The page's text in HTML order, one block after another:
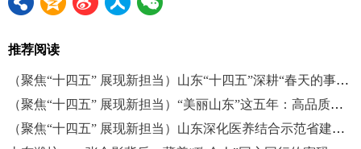
推荐阅读
（聚焦“十四五” 展现新担当）山东“十四五”深耕“春天的事业”
（聚焦“十四五” 展现新担当）“美丽山东”这五年：高品质生态环境从蓝图变实景
（聚焦“十四五” 展现新担当）山东深化医养结合示范省建设 托起健康“夕阳红”